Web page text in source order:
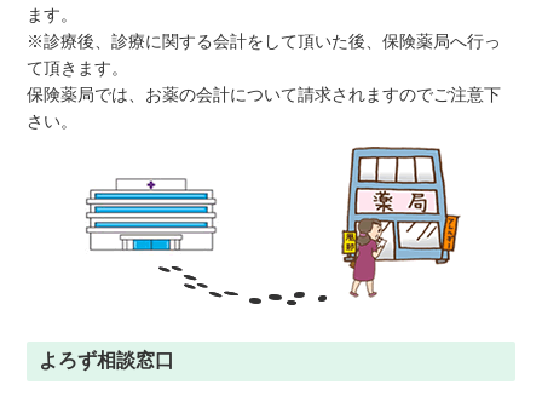
ます。
※診療後、診療に関する会計をして頂いた後、保険薬局へ行っ
て頂きます。
保険薬局では、お薬の会計について請求されますのでご注意下
さい。
よろず相談窓口